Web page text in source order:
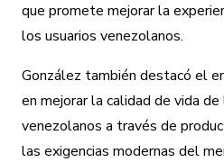
que promete mejorar la
los usuarios venezolanos.
González también destacó el
en mejorar la calidad de vida
venezolanos a través de
las exigencias modernas del